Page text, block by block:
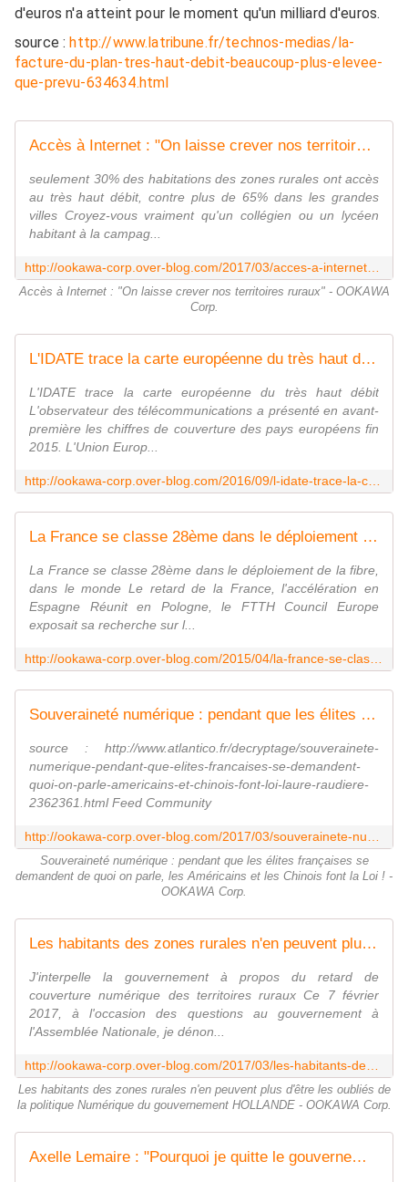
d'euros n'a atteint pour le moment qu'un milliard d'euros.
source : http://www.latribune.fr/technos-medias/la-
facture-du-plan-tres-haut-debit-beaucoup-plus-elevee-
que-prevu-634634.html
Accès à Internet : "On laisse crever nos territoires ruraux" - OOKAWA Corp.
seulement 30% des habitations des zones rurales ont accès
au très haut débit, contre plus de 65% dans les grandes
villes Croyez-vous vraiment qu'un collégien ou un lycéen
habitant à la campag...
Accès à Internet : "On laisse crever nos territoires ruraux" - OOKAWA
Corp.
L'IDATE trace la carte européenne du très haut débit - OOKAWA Corp.
L'IDATE trace la carte européenne du très haut débit
L'observateur des télécommunications a présenté en avant-
première les chiffres de couverture des pays européens fin
2015. L'Union Europ...
La France se classe 28ème dans le déploiement de la fibre, dans le monde - OOKAWA Corp.
La France se classe 28ème dans le déploiement de la fibre,
dans le monde Le retard de la France, l'accélération en
Espagne Réunit en Pologne, le FTTH Council Europe
exposait sa recherche sur l...
Souveraineté numérique : pendant que les élites françaises se demandent de quoi on parle, les Américains et les Chinois font la Loi ! - OOKAWA Corp.
source : http://www.atlantico.fr/decryptage/souverainete-
numerique-pendant-que-elites-francaises-se-demandent-
quoi-on-parle-americains-et-chinois-font-loi-laure-raudiere-
2362361.html Feed Community
Souveraineté numérique : pendant que les élites françaises se
demandent de quoi on parle, les Américains et les Chinois font la Loi ! -
OOKAWA Corp.
Les habitants des zones rurales n'en peuvent plus d'être les oubliés de la politique Numérique du gouvernement HOLLANDE - OOKAWA Corp.
J'interpelle la gouvernement à propos du retard de
couverture numérique des territoires ruraux Ce 7 février
2017, à l'occasion des questions au gouvernement à
l'Assemblée Nationale, je dénon...
Les habitants des zones rurales n'en peuvent plus d'être les oubliés de
la politique Numérique du gouvernement HOLLANDE - OOKAWA Corp.
Axelle Lemaire : "Pourquoi je quitte le gouvernement" : vers la fin du progrès en matière de numérique ? - OOKAWA Corp.